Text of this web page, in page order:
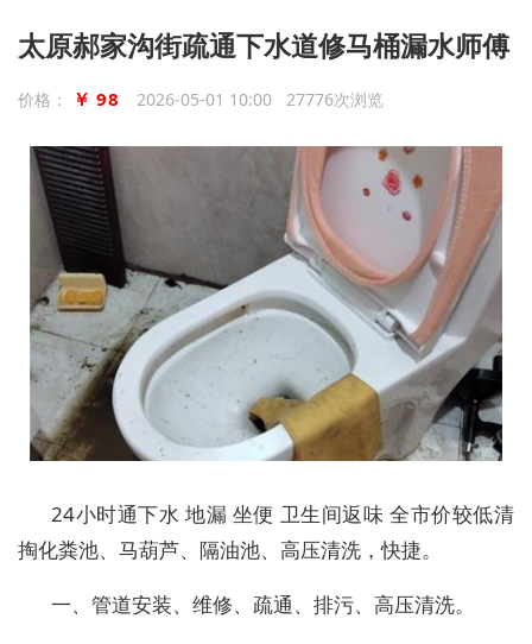
太原郝家沟街疏通下水道修马桶漏水师傅
价格： ￥ 98 2026-05-01 10:00 27776次浏览
24小时通下水 地漏 坐便 卫生间返味 全市价较低清
掏化粪池、马葫芦、隔油池、高压清洗，快捷。
一、管道安装、维修、疏通、排污、高压清洗。